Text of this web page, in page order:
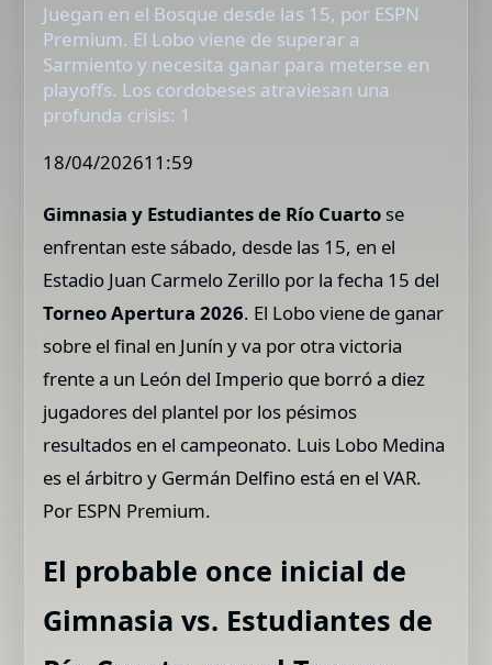
Juegan en el Bosque desde las 15, por ESPN
Premium. El Lobo viene de superar a
Sarmiento y necesita ganar para meterse en
playoffs. Los cordobeses atraviesan una
profunda crisis: 1
18/04/202611:59
Gimnasia y Estudiantes de Río Cuarto se
enfrentan este sábado, desde las 15, en el
Estadio Juan Carmelo Zerillo por la fecha 15 del
Torneo Apertura 2026. El Lobo viene de ganar
sobre el final en Junín y va por otra victoria
frente a un León del Imperio que borró a diez
jugadores del plantel por los pésimos
resultados en el campeonato. Luis Lobo Medina
es el árbitro y Germán Delfino está en el VAR.
Por ESPN Premium.
El probable once inicial de
Gimnasia vs. Estudiantes de